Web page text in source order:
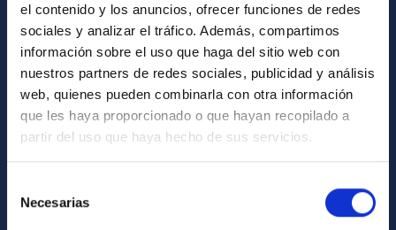
el contenido y los anuncios, ofrecer funciones de redes
sociales y analizar el tráfico. Además, compartimos
información sobre el uso que haga del sitio web con
nuestros partners de redes sociales, publicidad y análisis
web, quienes pueden combinarla con otra información
que les haya proporcionado o que hayan recopilado a
partir del uso que haya hecho de sus servicios.
Necesarias
GENERAL INFORMATION
Contact
How to get to the IAC
List of personnel
Library
General register